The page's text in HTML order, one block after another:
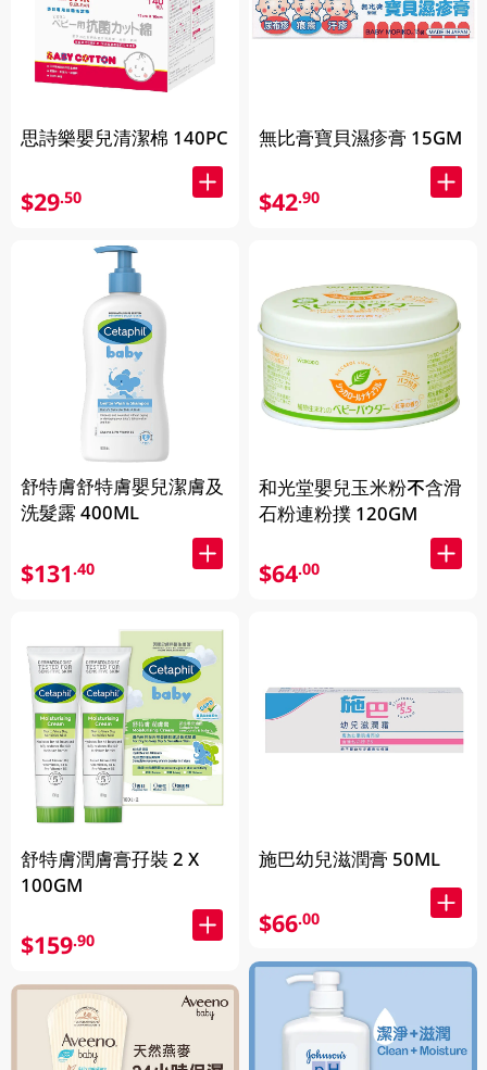
思詩樂嬰兒清潔棉 140PC
$29.50
舒特膚舒特膚嬰兒潔膚及
洗髮露 400ML
$131.40
舒特膚潤膚膏孖裝 2 X
100GM
$159.90
無比膏寶貝濕疹膏 15GM
$42.90
和光堂嬰兒玉米粉不含滑
石粉連粉撲 120GM
$64.00
施巴幼兒滋潤膏 50ML
$66.00